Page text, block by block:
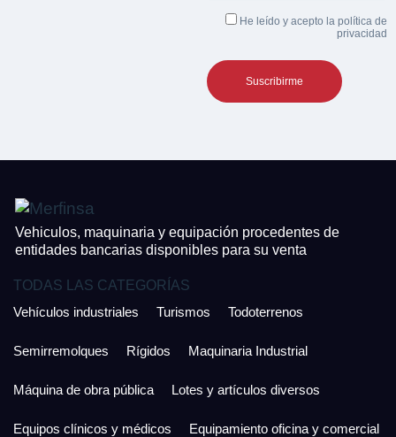
He leído y acepto la política de
privacidad
Vehiculos, maquinaria y equipación procedentes de
entidades bancarias disponibles para su venta
TODAS LAS CATEGORÍAS
Vehículos industriales
Turismos Todoterrenos
Semirremolques Rígidos Maquinaria Industrial
Máquina de obra pública Lotes y artículos diversos
Equipos clínicos y médicos Equipamiento oficina y comercial